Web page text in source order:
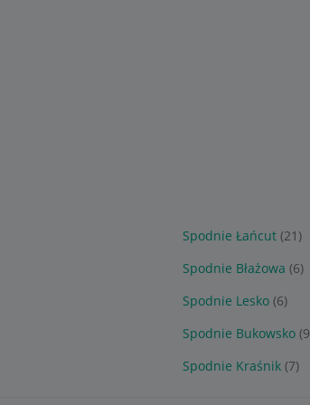
Spodnie Łańcut (21)
Spodnie Błażowa (6)
Spodnie Lesko (6)
Spodnie Bukowsko
Spodnie Kraśnik (7)